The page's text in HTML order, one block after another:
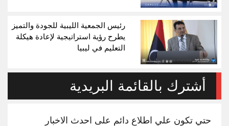
رئيس الجمعية الليبية للجودة والتميز
يطرح رؤية استراتيجية لإعادة هيكلة
التعليم في ليبيا
أشترك بالقائمة البريدية
حتي تكون علي اطلاع دائم على احدث الاخبار